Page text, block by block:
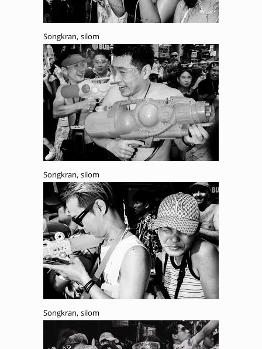
Songkran, silom
Songkran, silom
Songkran, silom